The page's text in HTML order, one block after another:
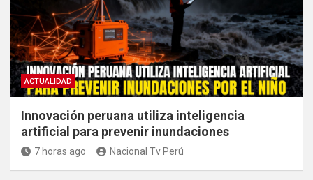
ACTUALIDAD
Innovación peruana utiliza inteligencia
artificial para prevenir inundaciones
7 horas ago Nacional Tv Perú